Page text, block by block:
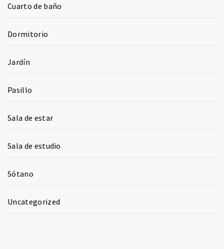
Cuarto de baño
Dormitorio
Jardín
Pasillo
Sala de estar
Sala de estudio
Sótano
Uncategorized